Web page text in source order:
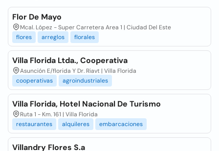
Flor De Mayo
Mcal. López - Super Carretera Area 1 | Ciudad Del Este
flores
arreglos florales
Villa Florida Ltda., Cooperativa
Asunción E/florida Y Dr. Riavt | Villa Florida
cooperativas
agroindustriales
Villa Florida, Hotel Nacional De Turismo
Ruta 1 - Km. 161 | Villa Florida
restaurantes
alquileres embarcaciones
Villandry Flores S.a